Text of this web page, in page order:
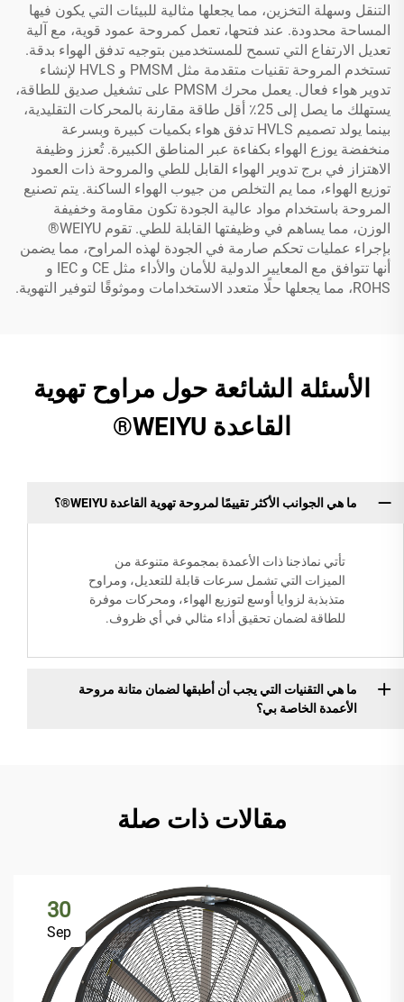
التنقل وسهلة التخزين، مما يجعلها مثالية للبيئات التي يكون فيها
المساحة محدودة. عند فتحها، تعمل كمروحة عمود قوية، مع آلية
تعديل الارتفاع التي تسمح للمستخدمين بتوجيه تدفق الهواء بدقة.
تستخدم المروحة تقنيات متقدمة مثل PMSM و HVLS لإنشاء
تدوير هواء فعال. يعمل محرك PMSM على تشغيل صديق للطاقة،
يستهلك ما يصل إلى 25٪ أقل طاقة مقارنة بالمحركات التقليدية،
بينما يولد تصميم HVLS تدفق هواء بكميات كبيرة وبسرعة
منخفضة يوزع الهواء بكفاءة عبر المناطق الكبيرة. تُعزز وظيفة
الاهتزاز في برج تدوير الهواء القابل للطي والمروحة ذات العمود
توزيع الهواء، مما يم التخلص من جيوب الهواء الساكنة. يتم تصنيع
المروحة باستخدام مواد عالية الجودة تكون مقاومة وخفيفة
الوزن، مما يساهم في وظيفتها القابلة للطي. تقوم WEIYU®
بإجراء عمليات تحكم صارمة في الجودة لهذه المراوح، مما يضمن
أنها تتوافق مع المعايير الدولية للأمان والأداء مثل CE و IEC و
ROHS، مما يجعلها حلًا متعدد الاستخدامات وموثوقًا لتوفير التهوية.
الأسئلة الشائعة حول مراوح تهوية
القاعدة WEIYU®
ما هي الجوانب الأكثر تقييمًا لمروحة تهوية القاعدة WEIYU®؟
تأتي نماذجنا ذات الأعمدة بمجموعة متنوعة من
الميزات التي تشمل سرعات قابلة للتعديل، ومراوح
متذبذبة لزوايا أوسع لتوزيع الهواء، ومحركات موفرة
للطاقة لضمان تحقيق أداء مثالي في أي ظروف.
ما هي التقنيات التي يجب أن أطبقها لضمان متانة مروحة
الأعمدة الخاصة بي؟
مقالات ذات صلة
30
Sep